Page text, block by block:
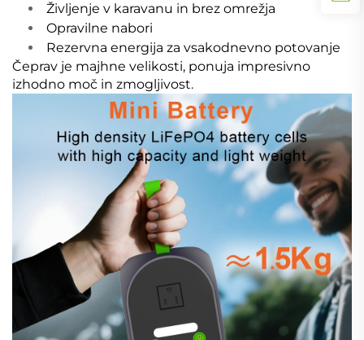
Življenje v karavanu in brez omrežja
Opravilne nabori
Rezervna energija za vsakodnevno potovanje
Čeprav je majhne velikosti, ponuja impresivno
izhodno moč in zmogljivost.